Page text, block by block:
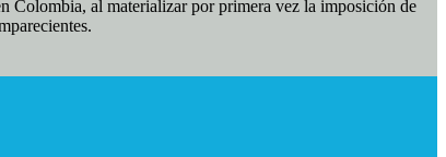
Colombia, al materializar por primera vez la imposición de